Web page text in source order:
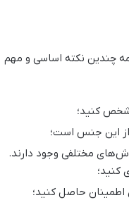
چندین نکته اساسی و مهم
کنید؛
مختلفی وجود دارند.
کنید؛
حاصل کنید؛